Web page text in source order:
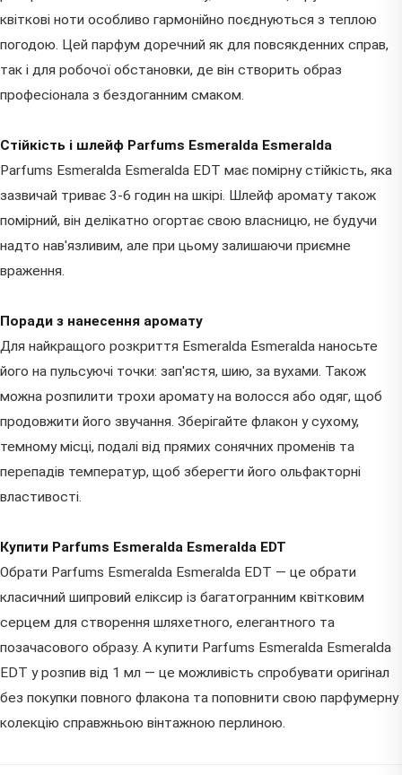
квіткові ноти особливо гармонійно поєднуються з теплою
погодою. Цей парфум доречний як для повсякденних справ,
так і для робочої обстановки, де він створить образ
професіонала з бездоганним смаком.
Стійкість і шлейф Parfums Esmeralda Esmeralda
Parfums Esmeralda Esmeralda EDT має помірну стійкість, яка
зазвичай триває 3-6 годин на шкірі. Шлейф аромату також
помірний, він делікатно огортає свою власницю, не будучи
надто нав'язливим, але при цьому залишаючи приємне
враження.
Поради з нанесення аромату
Для найкращого розкриття Esmeralda Esmeralda наносьте
його на пульсуючі точки: зап'ястя, шию, за вухами. Також
можна розпилити трохи аромату на волосся або одяг, щоб
продовжити його звучання. Зберігайте флакон у сухому,
темному місці, подалі від прямих сонячних променів та
перепадів температур, щоб зберегти його ольфакторні
властивості.
Купити Parfums Esmeralda Esmeralda EDT
Обрати Parfums Esmeralda Esmeralda EDT — це обрати
класичний шипровий еліксир із багатогранним квітковим
серцем для створення шляхетного, елегантного та
позачасового образу. А купити Parfums Esmeralda Esmeralda
EDT у розпив від 1 мл — це можливість спробувати оригінал
без покупки повного флакона та поповнити свою парфумерну
колекцію справжньою вінтажною перлиною.